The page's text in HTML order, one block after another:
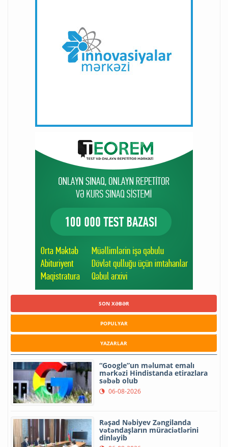
SON XƏBƏR
POPULYAR
YAZARLAR
“Google”un məlumat emalı
mərkəzi Hindistanda etirazlara
səbəb olub
06-08-2026
Rəşad Nəbiyev Zəngilanda
vətəndaşların müraciətlərini
dinləyib